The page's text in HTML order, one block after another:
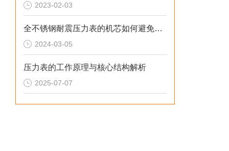
2023-02-03
全不锈钢耐震压力表的机芯如何避免磨损？
2024-03-05
压力表的工作原理与核心结构解析
2025-07-07